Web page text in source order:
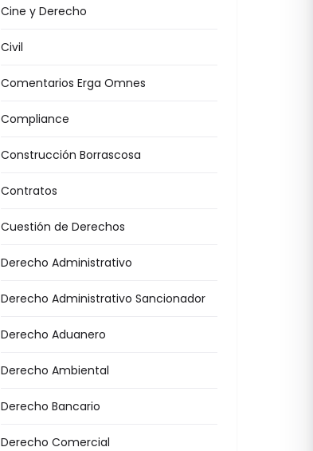
Cine y Derecho
Civil
Comentarios Erga Omnes
Compliance
Construcción Borrascosa
Contratos
Cuestión de Derechos
Derecho Administrativo
Derecho Administrativo Sancionador
Derecho Aduanero
Derecho Ambiental
Derecho Bancario
Derecho Comercial